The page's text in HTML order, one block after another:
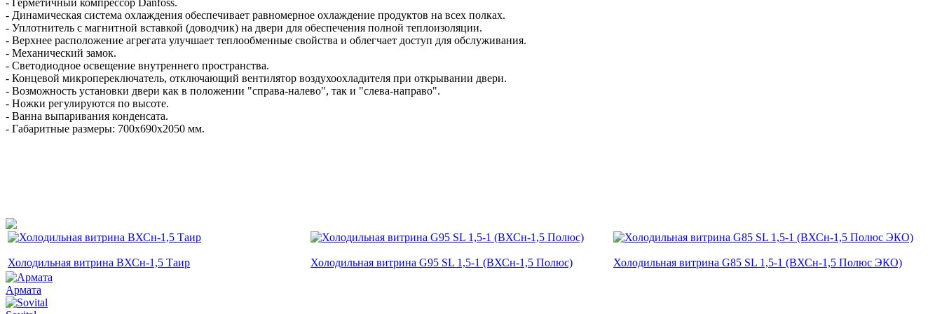
- Динамическая система охлаждения обеспечивает равномерное охлаждение продуктов на всех полках.
- Уплотнитель с магнитной вставкой (доводчик) на двери для обеспечения полной теплоизоляции.
- Верхнее расположение агрегата улучшает теплообменные свойства и облегчает доступ для обслуживания.
- Механический замок.
- Светодиодное освещение внутреннего пространства.
- Концевой микропереключатель, отключающий вентилятор воздухоохладителя при открывании двери.
- Возможность установки двери как в положении "справа-налево", так и "слева-направо".
- Ножки регулируются по высоте.
- Ванна выпаривания конденсата.
- Габаритные размеры: 700x690x2050 мм.
Холодильная витрина ВХСн-1,5 Таир Холодильная витрина G95 SL 1,5-1 (ВХСн-1,5 Полюс) Холодильная витрина G85 SL 1,5-1 (ВХСн-1,5 Полюс ЭКО)
Армата